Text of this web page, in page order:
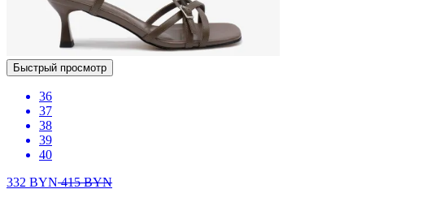
Быстрый просмотр
36
37
38
39
40
332 BYN415BYN